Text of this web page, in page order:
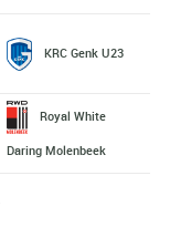
KRC Genk U23
Royal White
Daring Molenbeek